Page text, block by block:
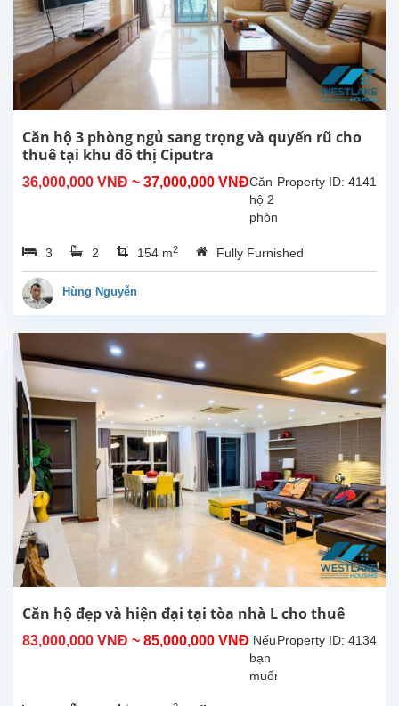
trong
tòa
nhiều
tiện
như
thể
dục,
hồ...
Căn hộ 3 phòng ngủ sang trọng và quyến rũ cho
thuê tại khu đô thị Ciputra
36,000,000 VNĐ ~ 37,000,000 VNĐ Property ID: 4141
Căn
hộ 2
phòng
quyến
rũ
Ciputra.
trong
tòa
nhà
L2,
gần
sân
golf,
sân
chơi
trẻ
em,
trường
học
quốc
nơi
này
là
3 2 154 m2 Fully Furnished
Hùng Nguyễn
Căn hộ đẹp và hiện đại tại tòa nhà L cho thuê
83,000,000 VNĐ ~ 85,000,000 VNĐ Property ID: 4134
Nếu
bạn
muốn